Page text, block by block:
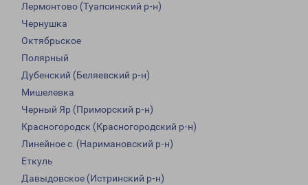
Лермонтово (Туапсинский р-н)
Чернушка
Октябрьское
Полярный
Дубенский (Беляевский р-н)
Мишелевка
Черный Яр (Приморский р-н)
Красногородск (Красногородский р-н)
Линейное с. (Наримановский р-н)
Еткуль
Давыдовское (Истринский р-н)